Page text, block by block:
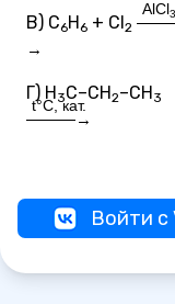
В) C6H6 + Cl2
→
AlCl 3
Г) H3C–CH2–CH3
———→
t°C, кат.
Войти с